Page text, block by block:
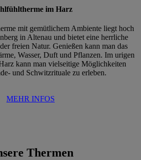
im Harz
mit gemütlichem Ambiente liegt hoch
in Altenau und bietet eine herrliche
freien Natur. Genießen kann man das
Wasser, Duft und Pflanzen. Im urigen
kann man vielseitige Möglichkeiten
und Schwitzrituale zu erleben.
MEHR INFOS
Thermen